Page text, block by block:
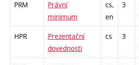
PRM
Právní
minimum
cs,
en
3
HPR
Prezentační
dovednosti
cs 3